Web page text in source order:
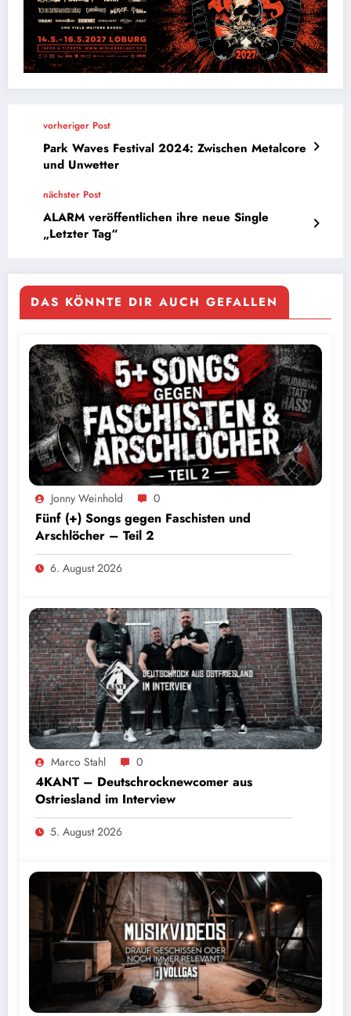
vorheriger Post
Park Waves Festival 2024: Zwischen Metalcore
und Unwetter
nächster Post
ALARM veröffentlichen ihre neue Single
„Letzter Tag“
DAS KÖNNTE DIR AUCH GEFALLEN
Jonny Weinhold 0
Fünf (+) Songs gegen Faschisten und
Arschlöcher – Teil 2
6. August 2026
Marco Stahl 0
4KANT – Deutschrocknewcomer aus
Ostriesland im Interview
5. August 2026